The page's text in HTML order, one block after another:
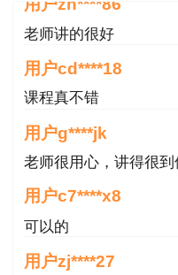
参加2个科目（建设
程管理与实务）考试
通过应试科目。这意
间，确保在规定周期
常见问题
成绩查询时需要准备
答：考生需要准备个
如果成绩不合格，下
用户cd****18
课程真不错
用户g****jk
老师很用心，讲得很到
用户c7****x8
可以的
用户zj****27
授课老师讲得很好，
快，十分满意。